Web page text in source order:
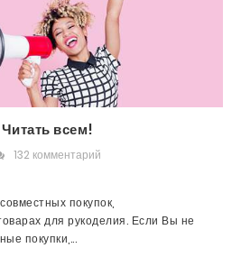
всем!
132 комментарий
покупок,
для рукоделия. Если Вы не
покупки,...